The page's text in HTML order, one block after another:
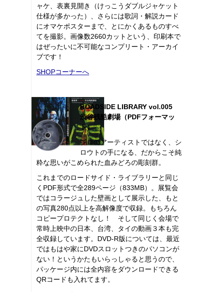
ャケ、表裏見開き（けっこうダブルジャケット
仕様が多かった）、さらには歌詞・解説カード
にオマケポスターまで、とにかくあるものすべ
てを撮影。画像数2660カットという、印刷本で
はぜったいに不可能なコンプリート・アーカイ
ブです！
SHOPコーナーへ
ROADSIDE LIBRARY vol.005
渋谷残酷劇場（PDFフォーマッ
ト）
プロのアーティストではなく、シ
ロウトの手になる、だからこそ純
粋な思いがこめられた血みどろの彫刻群。
これまでのロードサイド・ライブラリーと同じ
くPDF形式で全289ページ（833MB）。展覧会
ではコラージュした壁画として展示した、もと
の写真280点以上を高解像度で収録。もちろん
コピープロテクトなし！ そして同じく会場で
常時上映中の日本、台湾、タイの動画３本も完
全収録しています。DVD-R版については、最近
ではもはや家にDVDスロットつきのパソコンが
ない！というかたもいらっしゃると思うので、
パッケージ内には全内容をダウンロードできる
QRコードも入れてます。